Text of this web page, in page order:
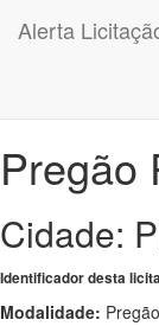
Alerta
Pregão
Cidade:
Identificador desta
Modalidade: